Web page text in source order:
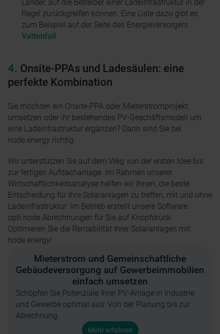
Länder, auf die Betreiber einer Ladeinfrastruktur in der
Regel zurückgreifen können. Eine Liste dazu gibt es
zum Beispiel auf der Seite des Energieversorgers
Vattenfall.
Onsite-PPAs und Ladesäulen: eine
perfekte Kombination
Sie möchten ein Onsite-PPA oder Mieterstromprojekt
umsetzen oder ihr bestehendes PV-Geschäftsmodell um
eine Ladeinfrastruktur ergänzen? Dann sind Sie bei
node.energy richtig.
Wir unterstützen Sie auf dem Weg von der ersten Idee bis
zur fertigen Aufdachanlage. Im Rahmen unserer
Wirtschaftlichkeitsanalyse helfen wir Ihnen, die beste
Entscheidung für Ihre Solaranlagen zu treffen, mit und ohne
Ladeinfrastruktur. Im Betrieb erstellt unsere Software
opti.node Abrechnungen für Sie auf Knopfdruck.
Optimieren Sie die Rentabilität Ihrer Solaranlagen mit
node.energy!
Mieterstrom und Gemeinschaftliche
Gebäudeversorgung auf Gewerbeimmobilien
einfach umsetzen
Schöpfen Sie Potenziale Ihrer PV-Anlage in Industrie
und Gewerbe optimal aus: Von der Planung bis zur
Abrechnung.
Mehr erfahren